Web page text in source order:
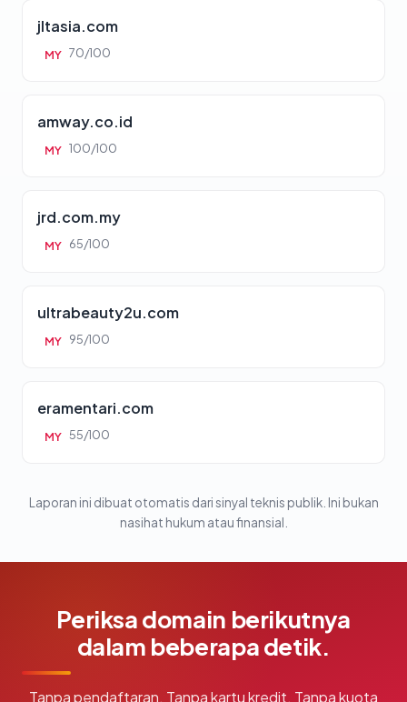
jltasia.com
MY 70/100
amway.co.id
MY 100/100
jrd.com.my
MY 65/100
ultrabeauty2u.com
MY 95/100
eramentari.com
MY 55/100
Laporan ini dibuat otomatis dari sinyal teknis publik. Ini bukan
nasihat hukum atau finansial.
Periksa domain berikutnya
dalam beberapa detik.
Tanpa pendaftaran. Tanpa kartu kredit. Tanpa kuota